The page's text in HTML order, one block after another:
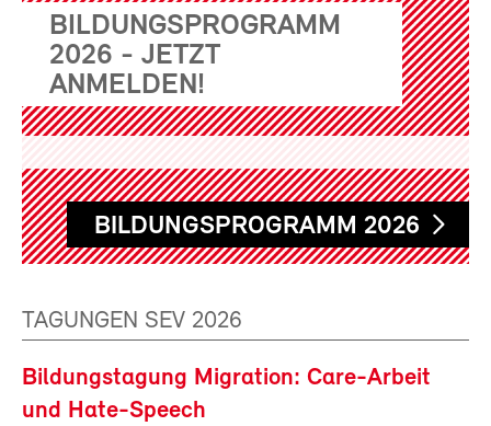
BILDUNGSPROGRAMM
2026 - JETZT
ANMELDEN!
BILDUNGSPROGRAMM 2026
TAGUNGEN SEV 2026
Bildungstagung Migration: Care-Arbeit
und Hate-Speech